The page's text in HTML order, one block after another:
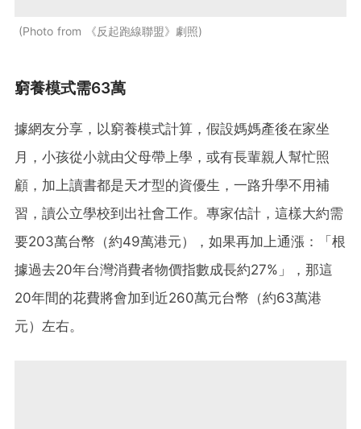
Photo from 《反起跑線聯盟》劇照
窮養模式需63萬
據網友分享，以窮養模式計算，假設媽媽產後在家坐
月，小孩從小就由父母帶上學，或有長輩親人幫忙照
顧，加上讀書都是天才型的資優生，一路升學不用補
習，讀公立學校到出社會工作。專家估計，這樣大約需
要203萬台幣（約49萬港元），如果再加上通漲：「根
據過去20年台灣消費者物價指數成長約27%」，那這
20年間的花費將會加到近260萬元台幣（約63萬港
元）左右。